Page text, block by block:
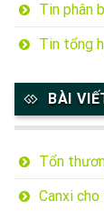
Tin phân
Tin tổng
BÀI
Tổn
Canxi